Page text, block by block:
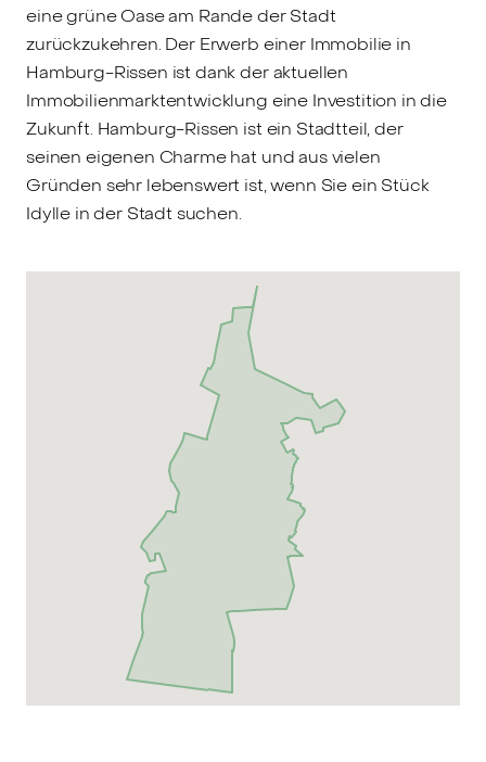
eine grüne Oase am Rande der Stadt
zurückzukehren. Der Erwerb einer Immobilie in
Hamburg-Rissen ist dank der aktuellen
Immobilienmarktentwicklung eine Investition in die
Zukunft. Hamburg-Rissen ist ein Stadtteil, der
seinen eigenen Charme hat und aus vielen
Gründen sehr lebenswert ist, wenn Sie ein Stück
Idylle in der Stadt suchen.